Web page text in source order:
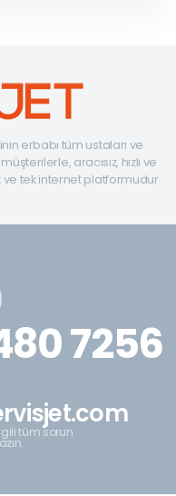
erbabı tüm ustaları ve
aracısız, hızlı ve
ve tek internet platformudur.
7256
tüm sorun